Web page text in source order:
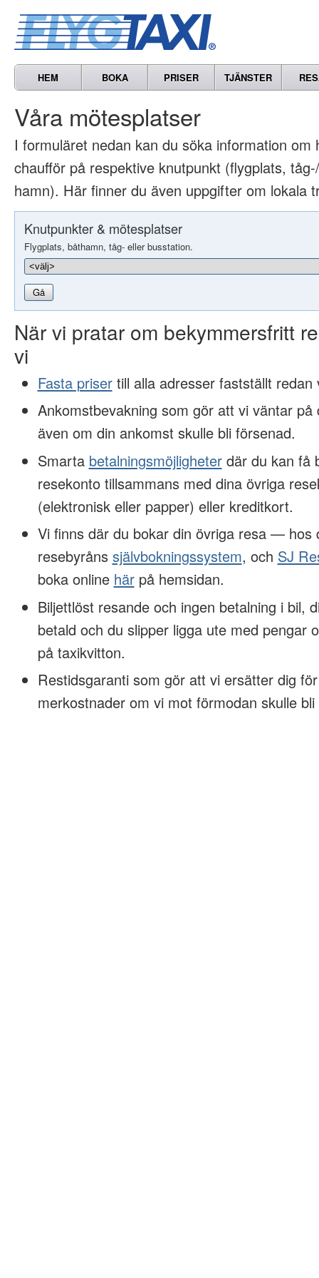
HEM BOKA PRISER TJÄNSTER
Våra mötesplatser
I formuläret nedan kan du söka information om
chaufför på respektive knutpunkt (flygplats,
hamn). Här finner du även uppgifter om lokala
Knutpunkter & mötesplatser
Flygplats, båthamn, tåg- eller busstation.
Gå
När vi pratar om bekymmersfritt
vi
Fasta prisertill alla adresser fastställt redan
Ankomstbevakning som gör att vi väntar på
även om din ankomst skulle bli försenad.
Smarta betalningsmöjligheterdär du kan få
resekonto tillsammans med dina övriga
(elektronisk eller papper) eller kreditkort.
Vi finns där du bokar din övriga resa — hos
resebyråns självbokningssystem, och SJ
boka online härpå hemsidan.
Biljettlöst resande och ingen betalning i bil,
betald och du slipper ligga ute med pengar
på taxikvitton.
Restidsgaranti som gör att vi ersätter dig
merkostnader om vi mot förmodan skulle